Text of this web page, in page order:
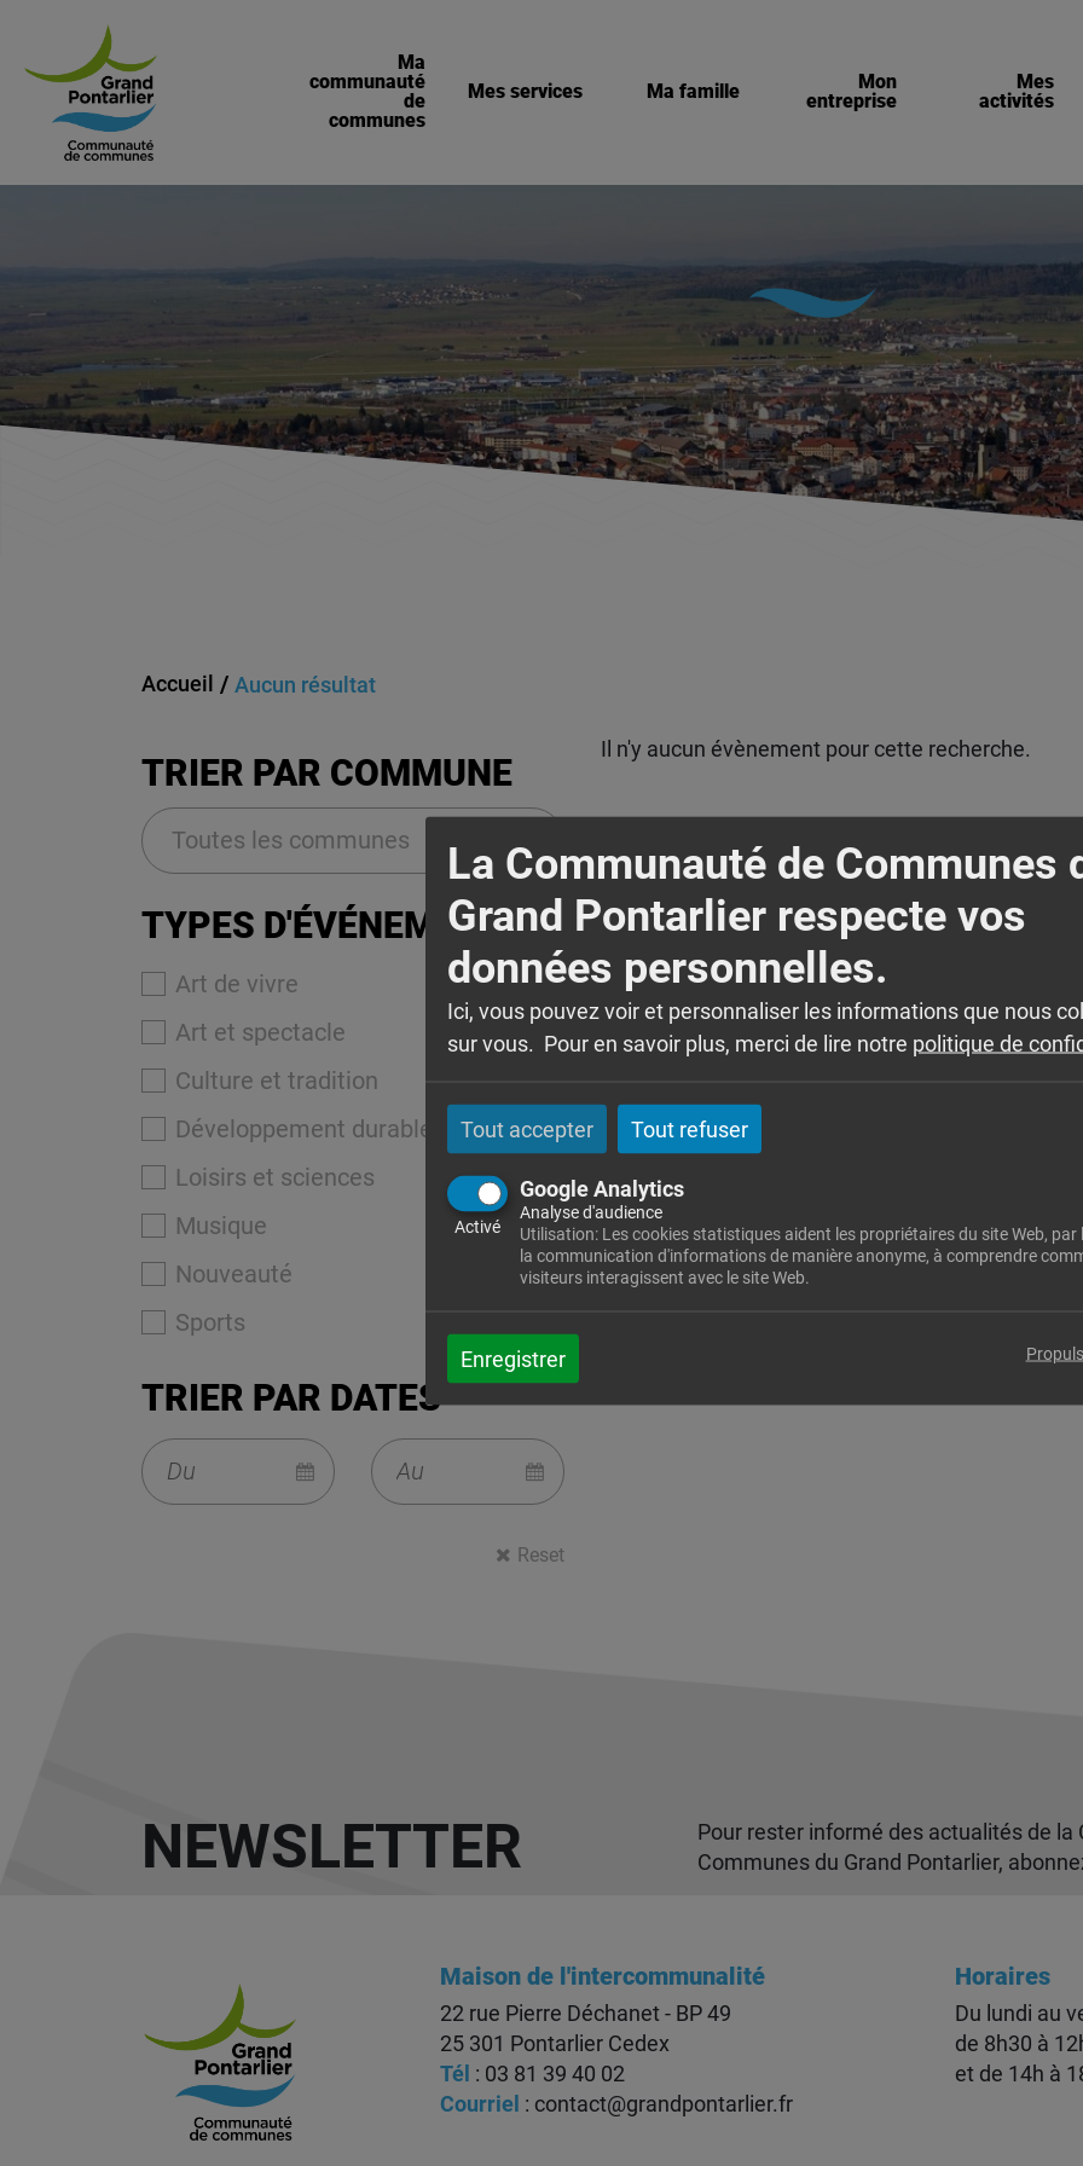
La Communauté de Communes
Grand Pontarlier respecte vos
données personnelles.
Ici, vous pouvez voir et personnaliser les informations que nous
sur vous. Pour en savoir plus, merci de lire notre politique de
Tout accepter Tout refuser
Google Analytics
Activé
Analyse d'audience
Utilisation: Les cookies statistiques aident les propriétaires du site Web, par
la communication d'informations de manière anonyme, à comprendre
visiteurs interagissent avec le site Web.
Enregistrer
Ma
communauté
de
communes
Mes services Ma famille
Mon
entreprise
Mes
activités
Accueil Aucun résultat
TRIER PAR COMMUNE
TYPES D'ÉVÉNEMENTS
Art de vivre
Art et spectacle
Culture et tradition
Développement durable
Loisirs et sciences
Musique
Nouveauté
Sports
TRIER PAR DATES
Reset
Il n'y aucun évènement pour cette recherche.
NEWSLETTER
Pour rester informé des actualités de la
Communes du Grand Pontarlier,
Maison de l'intercommunalité
22 rue Pierre Déchanet - BP 49
25 301 Pontarlier Cedex
Tél : 03 81 39 40 02
Courriel : contact@grandpontarlier.fr
Horaires
Du lundi au
de 8h30 à
et de 14h à